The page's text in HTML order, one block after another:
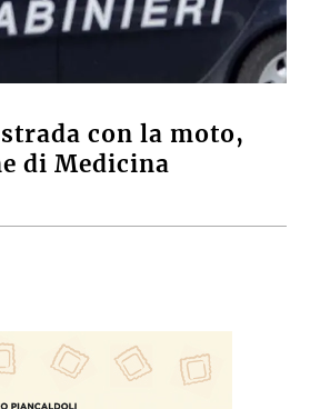
con la moto,
di Medicina